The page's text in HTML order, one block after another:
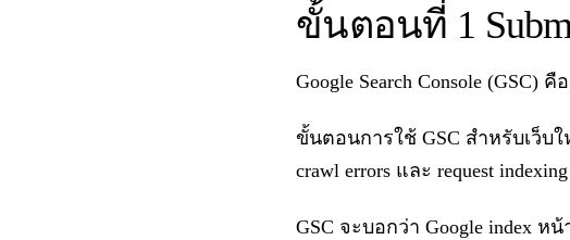
ขั้นตอนที่ 1
Google Search Console
ขั้นตอนการใช้ GSC สำหรับเว็บใ
crawl errors และ request
GSC จะบอกว่า Google index